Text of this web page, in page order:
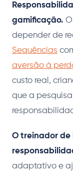
gamificação.
depender de
Sequências
aversão à
custo real,
que a
O treinador de
adaptativo e